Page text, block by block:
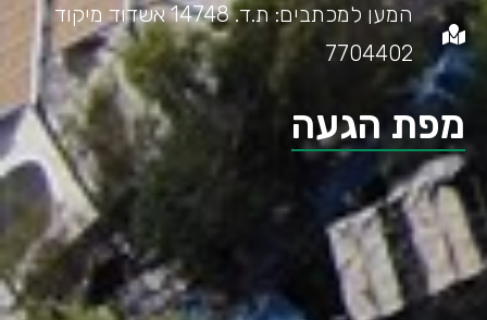
המען למכתבים: ת.ד. 14748 אשדוד מיקוד
7704402
מפת הגעה